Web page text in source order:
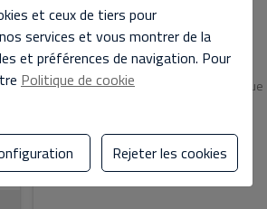
900 € / mois
SEULS LES INTÉRESSÉS AYANT UN
CONTRAT DE TRAVAIL OU DE RETRAITE
SONT ACCEPTÉS.À louer pour une longue
et ceux de tiers pour
services et vous montrer de la
et préférences de navigation. Pour
Politique de cookie
Rejeter les cookies